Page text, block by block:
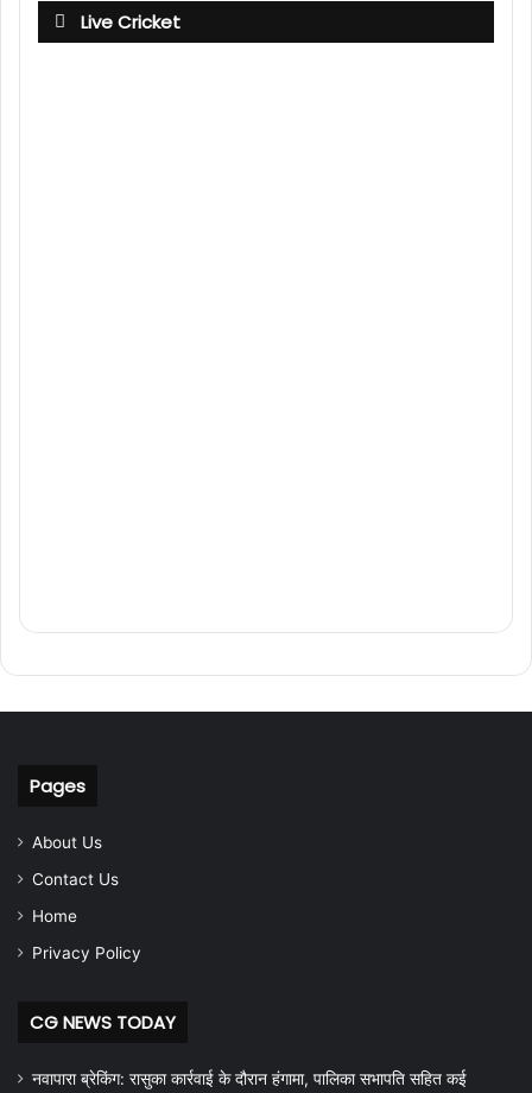
Live Cricket
Pages
About Us
Contact Us
Home
Privacy Policy
CG NEWS TODAY
नवापारा ब्रेकिंग: रासुका कार्रवाई के दौरान हंगामा, पालिका सभापति सहित कई